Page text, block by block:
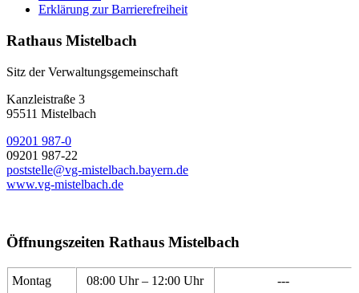
Erklärung zur Barrierefreiheit
Rathaus Mistelbach
Sitz der Verwaltungsgemeinschaft
Kanzleistraße 3
95511 Mistelbach
09201 987-0
09201 987-22
poststelle@vg-mistelbach.bayern.de
www.vg-mistelbach.de
Öffnungszeiten Rathaus Mistelbach
Montag 08:00 Uhr – 12:00 Uhr
---